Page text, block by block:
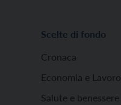
Scelte di fondo
Cronaca
Economia e Lavoro
Salute e benessere